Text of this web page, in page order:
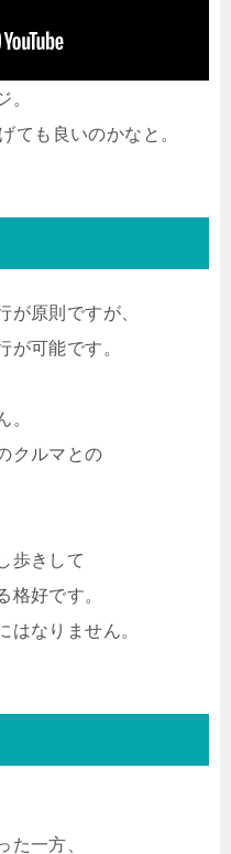
ても良いのかなと。
原則ですが、
可能です。
クルマとの
歩きして
好です。
なりません。
一方、